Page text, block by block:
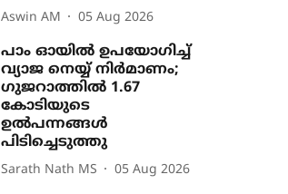
Aswin AM 05 Aug 2026
പാം ഓയിൽ ഉപയോഗിച്ച്
വ്യാജ നെയ്യ് നിർമാണം;
ഗുജറാത്തിൽ 1.67
കോടിയുടെ
ഉൽപന്നങ്ങൾ
പിടിച്ചെടുത്തു
Sarath Nath MS 05 Aug 2026